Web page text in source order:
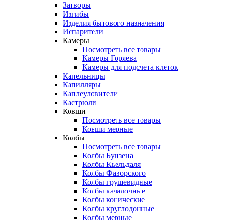
Затворы
Изгибы
Изделия бытового назначения
Испарители
Камеры
Посмотреть все товары
Камеры Горяева
Камеры для подсчета клеток
Капельницы
Капилляры
Каплеуловители
Кастрюли
Ковши
Посмотреть все товары
Ковши мерные
Колбы
Посмотреть все товары
Колбы Бунзена
Колбы Кьельдаля
Колбы Фаворского
Колбы грушевидные
Колбы качалочные
Колбы конические
Колбы круглодонные
Колбы мерные